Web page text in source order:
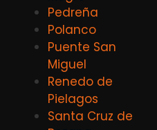
Pedreña
Polanco
Puente San
Miguel
Renedo de
Pielagos
Santa Cruz de